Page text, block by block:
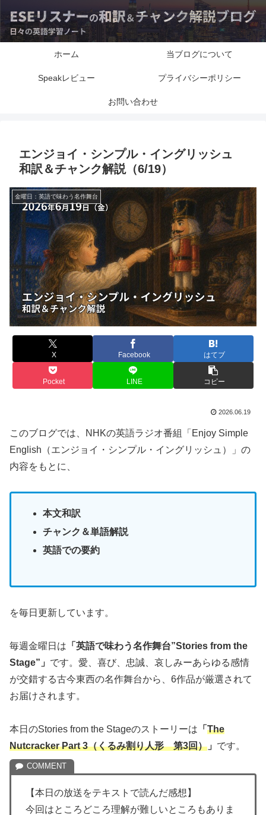
ホーム 当ブログについて
Speakレビュー プライバシーポリシー
お問い合わせ
エンジョイ・シンプル・イングリッシュ
和訳＆チャンク解説（6/19）
金曜日：英語で味わう名作舞台
X Facebook はてブ
Pocket LINE コピー
2026.06.19
このブログでは、NHKの英語ラジオ番組「Enjoy Simple
English（エンジョイ・シンプル・イングリッシュ）」の
内容をもとに、
本文和訳
チャンク＆単語解説
英語での要約
を毎日更新しています。
毎週金曜日は 「英語で味わう名作舞台”Stories from the
Stage”」 です。愛、喜び、忠誠、哀しみーあらゆる感情
が交錯する古今東西の名作舞台から、6作品が厳選されて
お届けされます。
本日のStories from the Stageのストーリーは 「 The
Nutcracker Part 3（くるみ割り人形 第3回） 」 です。
【本日の放送をテキストで読んだ感想】
今回はところどころ理解が難しいところもありま